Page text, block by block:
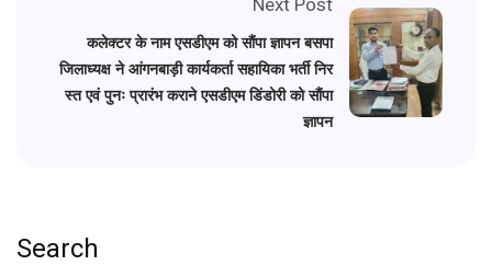
कलेक्टर के नाम एसडीएम को सौंपा ज्ञापन बसपा
जिलाध्यक्ष ने आंगनबाड़ी कार्यकर्ता सहायिका भर्ती निर
स्त एवं पुनः प्रारंभ कराने एसडीएम डिंडोरी को सौंपा
ज्ञापन
Search